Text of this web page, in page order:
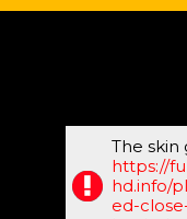
The skin
https://
hd.info/
ed-